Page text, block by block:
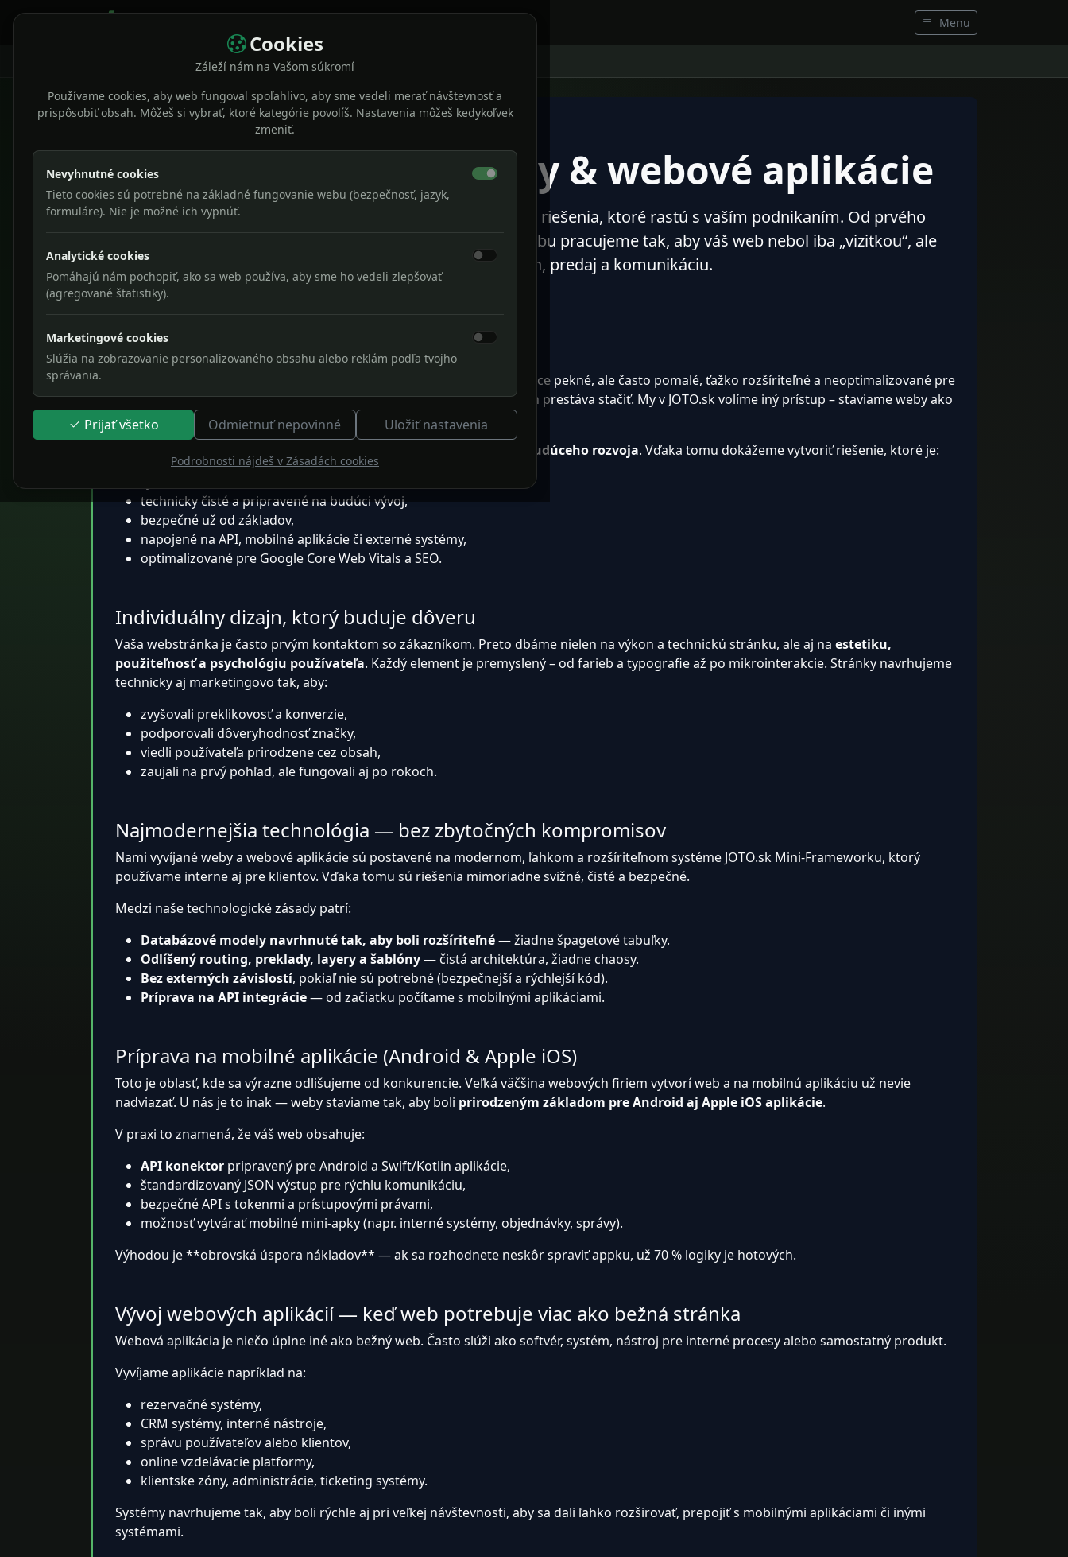
Menu
Naše služby Webstránky a webové aplikácie
Webstránky & webové aplikácie
Moderné, rýchle a bezpečné riešenia, ktoré rastú s vaším podnikaním. Od prvého
návrhu až po dlhodobú údržbu pracujeme tak, aby váš web nebol iba „vizitkou“, ale
reálnym nástrojom na výkon, predaj a komunikáciu.
Prečo nestačí obyčajná webstránka
Drvivá väčšina dnešných webov je postavená na šablónach, ktoré sú síce pekné, ale často pomalé, ťažko rozšíriteľné a neoptimalizované pre
SEO či ďalší rast. Predstavujú „rýchle riešenie“, ktoré po pár mesiacoch prestáva stačiť. My v JOTO.sk volíme iný prístup – staviame weby ako
systém.
cieľov, štruktúry, prevádzky a budúceho rozvoja. Vďaka tomu dokážeme vytvoriť riešenie, ktoré je:
technicky čisté a pripravené na budúci vývoj,
bezpečné už od základov,
napojené na API, mobilné aplikácie či externé systémy,
optimalizované pre Google Core Web Vitals a SEO.
Individuálny dizajn, ktorý buduje dôveru
Vaša webstránka je často prvým kontaktom so zákazníkom. Preto dbáme nielen na výkon a technickú stránku, ale aj na estetiku,
použiteľnosť a psychológiu používateľa. Každý element je premyslený – od farieb a typografie až po mikrointerakcie. Stránky navrhujeme
technicky aj marketingovo tak, aby:
zvyšovali preklikovosť a konverzie,
podporovali dôveryhodnosť značky,
viedli používateľa prirodzene cez obsah,
zaujali na prvý pohľad, ale fungovali aj po rokoch.
Najmodernejšia technológia — bez zbytočných kompromisov
Nami vyvíjané weby a webové aplikácie sú postavené na modernom, ľahkom a rozšíriteľnom systéme JOTO.sk Mini-Frameworku, ktorý
používame interne aj pre klientov. Vďaka tomu sú riešenia mimoriadne svižné, čisté a bezpečné.
Medzi naše technologické zásady patrí:
Databázové modely navrhnuté tak, aby boli rozšíriteľné— žiadne špagetové tabuľky.
Odlíšený routing, preklady, layery a šablóny— čistá architektúra, žiadne chaosy.
Bez externých závislostí, pokiaľ nie sú potrebné (bezpečnejší a rýchlejší kód).
Príprava na API integrácie— od začiatku počítame s mobilnými aplikáciami.
Príprava na mobilné aplikácie (Android & Apple iOS)
Toto je oblasť, kde sa výrazne odlišujeme od konkurencie. Veľká väčšina webových firiem vytvorí web a na mobilnú aplikáciu už nevie
nadviazať. U nás je to inak — weby staviame tak, aby boli prirodzeným základom pre Android aj Apple iOS aplikácie.
V praxi to znamená, že váš web obsahuje:
API konektor pripravený pre Android a Swift/Kotlin aplikácie,
štandardizovaný JSON výstup pre rýchlu komunikáciu,
bezpečné API s tokenmi a prístupovými právami,
možnosť vytvárať mobilné mini-apky (napr. interné systémy, objednávky, správy).
Výhodou je **obrovská úspora nákladov** — ak sa rozhodnete neskôr spraviť appku, už 70 % logiky je hotových.
Vývoj webových aplikácií — keď web potrebuje viac ako bežná stránka
Webová aplikácia je niečo úplne iné ako bežný web. Často slúži ako softvér, systém, nástroj pre interné procesy alebo samostatný produkt.
Vyvíjame aplikácie napríklad na:
rezervačné systémy,
CRM systémy, interné nástroje,
správu používateľov alebo klientov,
online vzdelávacie platformy,
klientske zóny, administrácie, ticketing systémy.
Systémy navrhujeme tak, aby boli rýchle aj pri veľkej návštevnosti, aby sa dali ľahko rozširovať, prepojiť s mobilnými aplikáciami či inými
systémami.
Cookies
Záleží nám na Vašom súkromí
Používame cookies, aby web fungoval spoľahlivo, aby sme vedeli merať návštevnosť a
prispôsobiť obsah. Môžeš si vybrať, ktoré kategórie povolíš. Nastavenia môžeš kedykoľvek
zmeniť.
Nevyhnutné cookies
Tieto cookies sú potrebné na základné fungovanie webu (bezpečnosť, jazyk,
formuláre). Nie je možné ich vypnúť.
Analytické cookies
Pomáhajú nám pochopiť, ako sa web používa, aby sme ho vedeli zlepšovať
(agregované štatistiky).
Marketingové cookies
Slúžia na zobrazovanie personalizovaného obsahu alebo reklám podľa tvojho
správania.
Prijať všetko Odmietnuť nepovinné Uložiť nastavenia
Podrobnosti nájdeš v Zásadách cookies